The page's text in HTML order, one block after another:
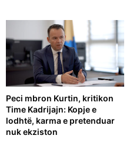
Peci mbron Kurtin, kritikon
Time Kadrijajn: Kopje e
lodhtë, karma e pretenduar
nuk ekziston